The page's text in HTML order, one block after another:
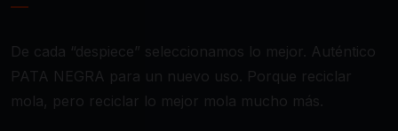
De cada “despiece” seleccionamos lo mejor. Auténtico
PATA NEGRA para un nuevo uso. Porque reciclar
mola, pero reciclar lo mejor mola mucho más.